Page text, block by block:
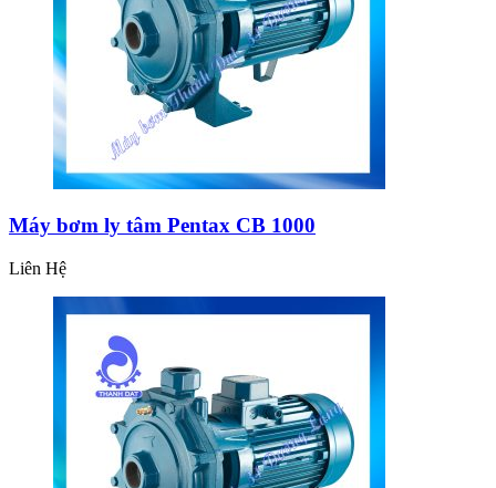
Máy bơm ly tâm Pentax CB 1000
Liên Hệ